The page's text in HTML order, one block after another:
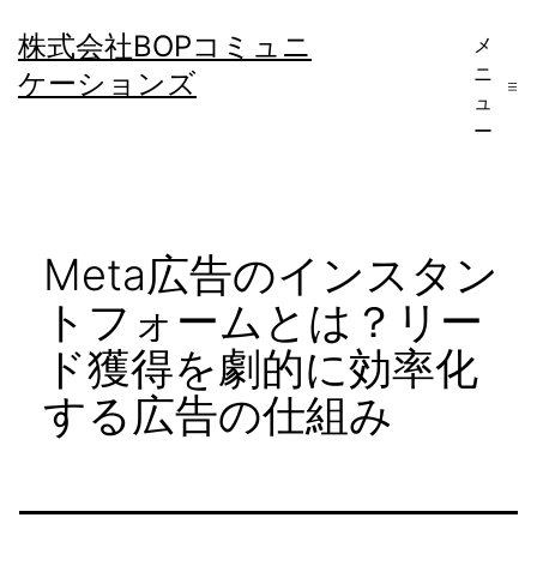
ン
テ
株式会社BOPコミュニ
ケーションズ
メ
ニ
ュ
ー
Meta広告のインスタン
トフォームとは？リー
ド獲得を劇的に効率化
する広告の仕組み